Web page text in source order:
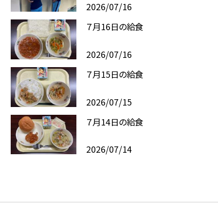
2026/07/16
７月16日の給食
2026/07/16
７月15日の給食
2026/07/15
７月14日の給食
2026/07/14